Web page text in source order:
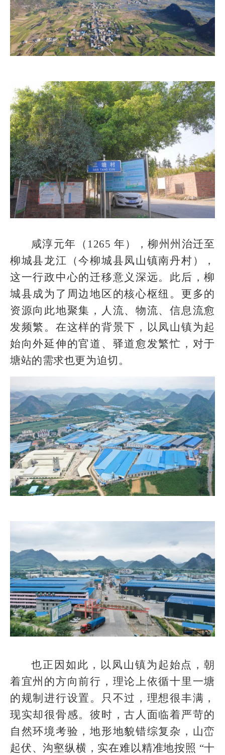
咸淳元年（1265 年），柳州州治迁至
柳城县龙江（今柳城县凤山镇南丹村），
这一行政中心的迁移意义深远。此后，柳
城县成为了周边地区的核心枢纽。更多的
资源向此地聚集，人流、物流、信息流愈
发频繁。在这样的背景下，以凤山镇为起
始向外延伸的官道、驿道愈发繁忙，对于
塘站的需求也更为迫切。
也正因如此，以凤山镇为起始点，朝
着宜州的方向前行，理论上依循十里一塘
的规制进行设置。只不过，理想很丰满，
现实却很骨感。彼时，古人面临着严苛的
自然环境考验，地形地貌错综复杂，山峦
起伏、沟壑纵横，实在难以精准地按照 “十